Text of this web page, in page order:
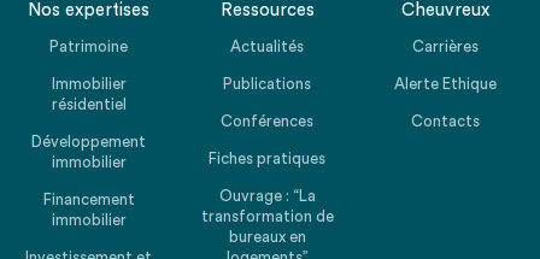
Nos expertises
Patrimoine
Immobilier
résidentiel
Développement
immobilier
Financement
immobilier
Ressources
Actualités
Publications
Conférences
Fiches pratiques
Ouvrage : “La
transformation de
bureaux en
Cheuvreux
Carrières
Alerte Ethique
Contacts